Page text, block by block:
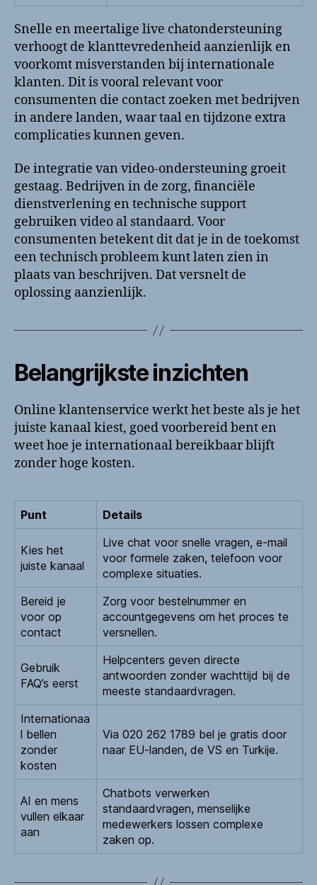
Snelle en meertalige live chatondersteuning
verhoogt de klanttevredenheid aanzienlijk en
voorkomt misverstanden bij internationale
klanten. Dit is vooral relevant voor
consumenten die contact zoeken met bedrijven
in andere landen, waar taal en tijdzone extra
complicaties kunnen geven.
De integratie van video-ondersteuning groeit
gestaag. Bedrijven in de zorg, financiële
dienstverlening en technische support
gebruiken video al standaard. Voor
consumenten betekent dit dat je in de toekomst
een technisch probleem kunt laten zien in
plaats van beschrijven. Dat versnelt de
oplossing aanzienlijk.
Belangrijkste inzichten
Online klantenservice werkt het beste als je het
juiste kanaal kiest, goed voorbereid bent en
weet hoe je internationaal bereikbaar blijft
zonder hoge kosten.
Punt Details
Kies het
juiste kanaal
Live chat voor snelle vragen, e-mail
voor formele zaken, telefoon voor
complexe situaties.
Bereid je
voor op
contact
Zorg voor bestelnummer en
accountgegevens om het proces te
versnellen.
Gebruik
FAQ’s eerst
Helpcenters geven directe
antwoorden zonder wachttijd bij de
meeste standaardvragen.
Internationaa
l bellen
zonder
kosten
Via 020 262 1789 bel je gratis door
naar EU-landen, de VS en Turkije.
AI en mens
vullen elkaar
aan
Chatbots verwerken
standaardvragen, menselijke
medewerkers lossen complexe
zaken op.